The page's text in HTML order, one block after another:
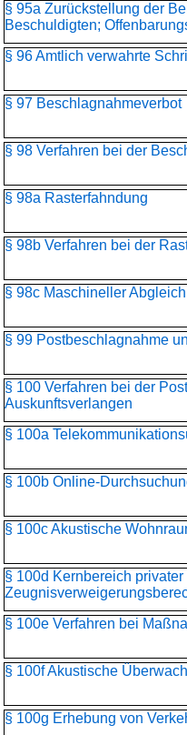
§ 95a Zurückstellung der
Beschuldigten;
§ 96 Amtlich verwahrte
§ 97 Beschlagnahmeverbot
§ 98 Verfahren bei der
§ 98a Rasterfahndung
§ 98b Verfahren bei der
§ 98c Maschineller
§ 99 Postbeschlagnahme
§ 100 Verfahren bei der
Auskunftsverlangen
§ 100a
§ 100b Online-
§ 100c Akustische
§ 100d Kernbereich
§ 100e Verfahren bei
§ 100f Akustische
§ 100g Erhebung von